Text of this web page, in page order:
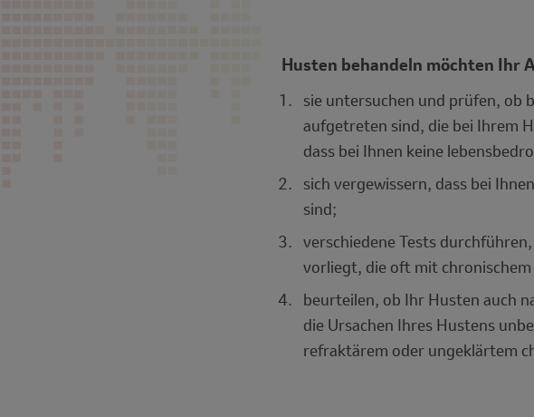
Husten behandeln möchten Ihr
sie untersuchen und prüfen, ob
aufgetreten sind, die bei Ihrem
dass bei Ihnen keine
sich vergewissern, dass bei
sind;
verschiedene Tests
vorliegt, die oft mit
beurteilen, ob Ihr Husten auch
die Ursachen Ihres Hustens
refraktärem oder ungeklärtem